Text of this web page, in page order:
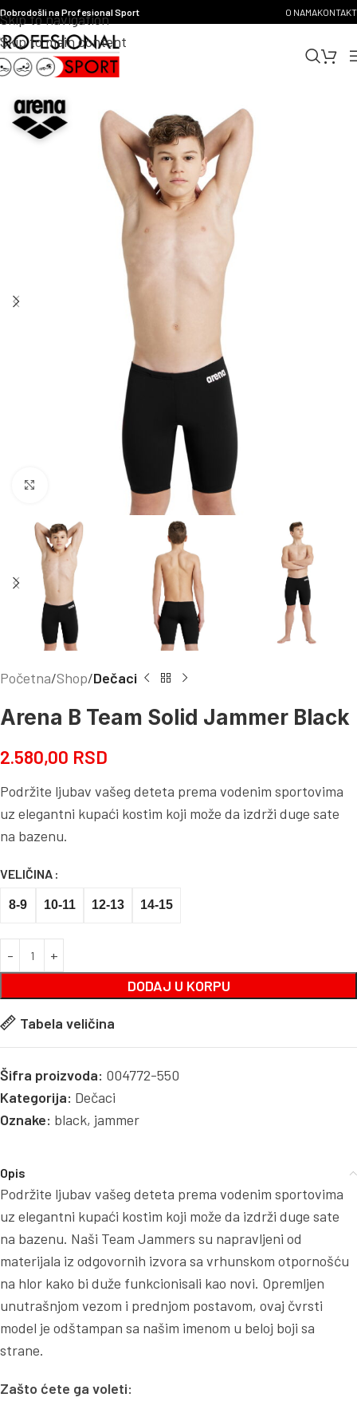
Skip to navigation
Skip to main content
Dobrodošli na Profesional Sport O NAMAKONTAKT
Kliknite za uvećanje
Početna Shop Dečaci
Arena B Team Solid Jammer Black
2.580,00 RSD
Podržite ljubav vašeg deteta prema vodenim sportovima
uz elegantni kupaći kostim koji može da izdrži duge sate
na bazenu.
VELIČINA
8-9 10-11 12-13 14-15
DODAJ U KORPU
Tabela veličina
Šifra proizvoda: 004772-550
Kategorija: Dečaci
Oznake: black, jammer
Opis
Podržite ljubav vašeg deteta prema vodenim sportovima
uz elegantni kupaći kostim koji može da izdrži duge sate
na bazenu. Naši Team Jammers su napravljeni od
materijala iz odgovornih izvora sa vrhunskom otpornošću
na hlor kako bi duže funkcionisali kao novi. Opremljen
unutrašnjom vezom i prednjom postavom, ovaj čvrsti
model je odštampan sa našim imenom u beloj boji sa
strane.
Zašto ćete ga voleti: